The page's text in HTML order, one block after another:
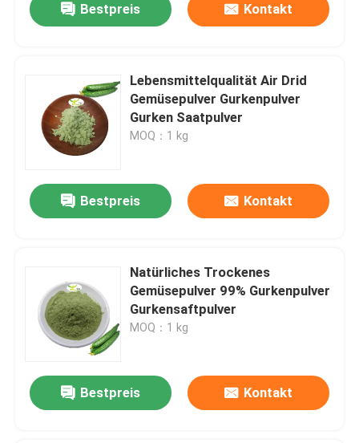
Bestpreis Kontakt
Lebensmittelqualität Air Drid
Gemüsepulver Gurkenpulver
Gurken Saatpulver
MOQ：1 kg
Bestpreis Kontakt
Natürliches Trockenes
Gemüsepulver 99% Gurkenpulver
Gurkensaftpulver
MOQ：1 kg
Bestpreis Kontakt